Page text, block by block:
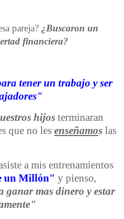
pareja? ¿Buscaron un
financiera?
tener un trabajo y ser
hijos terminaran
que no les enseñamos las
a mis entrenamientos
un Millón" y pienso,
ganar mas dinero y estar